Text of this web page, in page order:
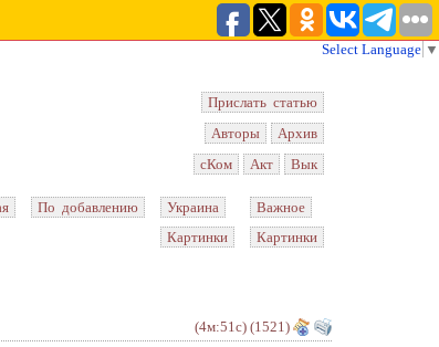
Select Language ▼
Прислать статью
Авторы
Архив
сКом
Акт Вык
По добавлению
Украина
Картинки
Важное
Картинки
(4м:51с) (1521)